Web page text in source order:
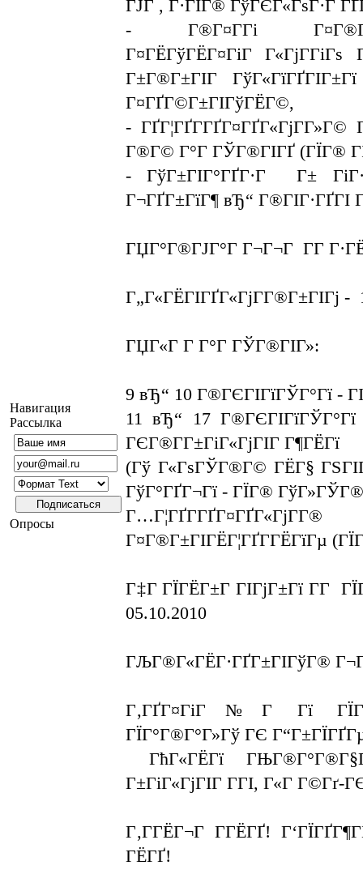
Навигация
Рассылка
Опросы
ГЈГ , Г·ГІГ® ГўГЄГ«ГѕГ·Г
- Г®Г¤Г­Гі
Г¤ГЁГўГЁГ¤ГіГ Г«ГјГ­ГіГѕ
Г±Г®Г±ГІГ
Г¤ГҐГ©Г±ГІГўГЁГ©,
-
Г®Г© Г°Г ГЎГ®ГІГҐ (ГЇГ®
- ГўГ±ГІГ°ГҐГ·Г Г±
Г¬ГҐГ±ГїГ¶ вЂ“ Г®ГІГ·ГҐГІ
ГЏГ°Г®ГЈГ°Г Г¬Г¬Г Г­Г
Г„Г«ГЁГІГҐГ«ГјГ­Г®Г±ГІГј -
ГЏГ«Г Г­ Г°Г ГЎГ®ГІГ»:
9 вЂ“ 10 Г®ГЄГІГїГЎГ°Гї -
11 вЂ“ 17
ГЄГ®Г­Г±ГіГ«ГјГІГ Г¶ГЁГї
(Гў Г«ГѕГЎГ®Г© ГЁГ§
ГўГ°ГҐГ¬Гї - ГЇГ®
Г¤Г®Г±ГІГЁГ¦ГҐГ­ГЁГїГµ
Г‡Г ГЇГЁГ±Г ГІГјГ±Гї Г­Г
05.10.2010
ГЉГ®Г«ГЁГ·ГҐГ±ГІГўГ®
Г‚ГҐГ¤ГіГ№Г Гї
ГЇГ°Г®Г°Г»Гў ГЄ
ГћГ«ГЁГї
Г±ГіГ«ГјГІГ Г­ГІ, Г«Г Г©Гґ-
Г‚Г­ГЁГ¬Г Г­ГЁГҐ!
ГЁГҐ!